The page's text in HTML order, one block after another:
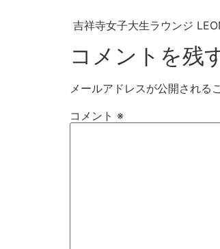
吉祥寺女子大生ラウンジ
コメントを残
メールアドレスが公開される
コメント ※